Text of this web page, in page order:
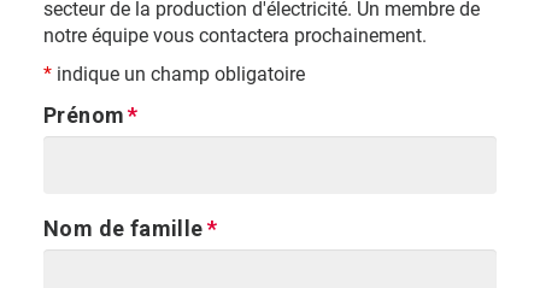
secteur de la production d'électricité. Un membre de
notre équipe vous contactera prochainement.
* indique un champ obligatoire
Prénom
Nom de famille